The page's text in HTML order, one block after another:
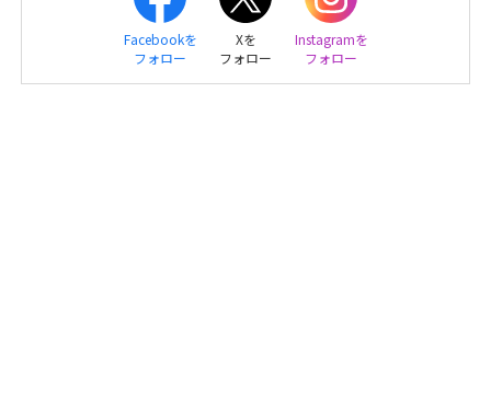
Facebookを
フォロー
Xを
フォロー
Instagramを
フォロー